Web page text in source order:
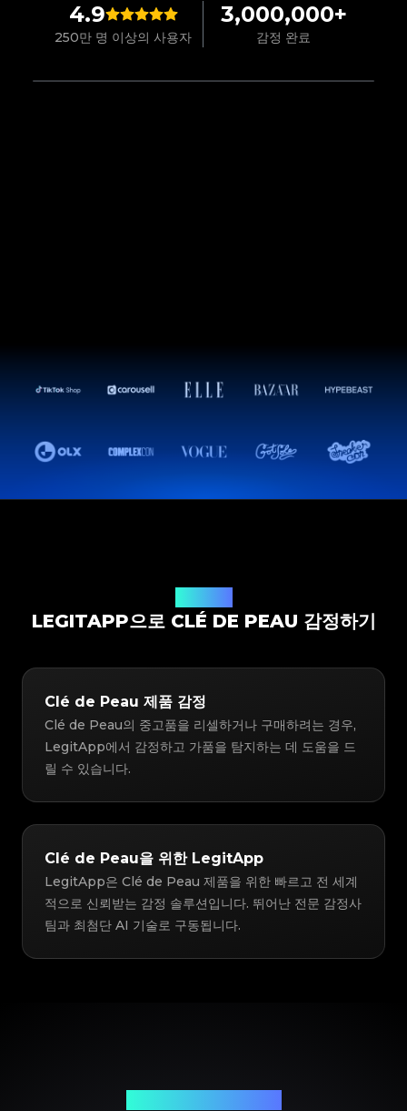
4.9
250만 명 이상의 사용자
3,000,000+
감정 완료
LEGITAPP으로 CLÉ DE PEAU 감정하기
Clé de Peau 제품 감정
Clé de Peau의 중고품을 리셀하거나 구매하려는 경우,
LegitApp에서 감정하고 가품을 탐지하는 데 도움을 드
릴 수 있습니다.
Clé de Peau을 위한 LegitApp
LegitApp은 Clé de Peau 제품을 위한 빠르고 전 세계
적으로 신뢰받는 감정 솔루션입니다. 뛰어난 전문 감정사
팀과 최첨단 AI 기술로 구동됩니다.